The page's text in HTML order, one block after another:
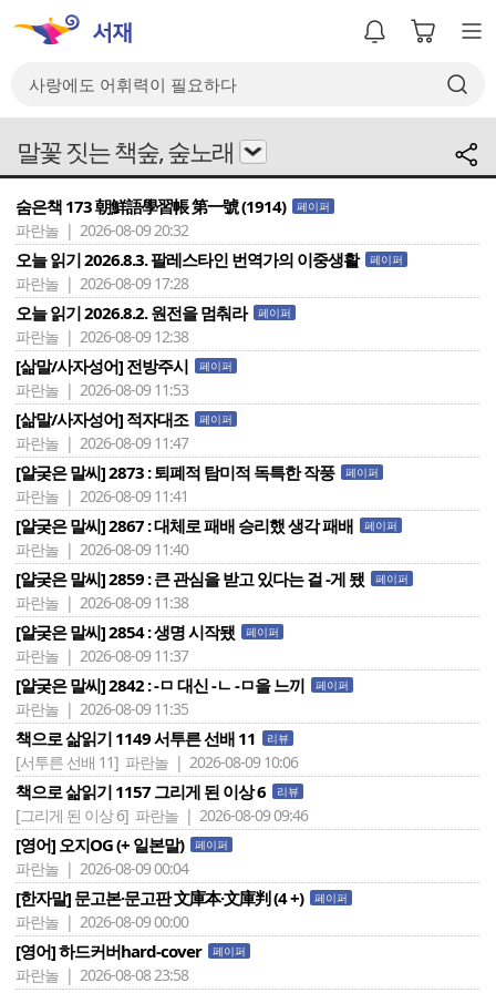
말꽃 짓는 책숲, 숲노래
숨은책 173 朝鮮語學習帳 第一號 (1914) 페이퍼
파란놀 | 2026-08-09 20:32
오늘 읽기 2026.8.3. 팔레스타인 번역가의 이중생활 페이퍼
파란놀 | 2026-08-09 17:28
오늘 읽기 2026.8.2. 원전을 멈춰라 페이퍼
파란놀 | 2026-08-09 12:38
[삶말/사자성어] 전방주시 페이퍼
파란놀 | 2026-08-09 11:53
[삶말/사자성어] 적자대조 페이퍼
파란놀 | 2026-08-09 11:47
[얄궂은 말씨] 2873 : 퇴폐적 탐미적 독특한 작풍 페이퍼
파란놀 | 2026-08-09 11:41
[얄궂은 말씨] 2867 : 대체로 패배 승리했 생각 패배 페이퍼
파란놀 | 2026-08-09 11:40
[얄궂은 말씨] 2859 : 큰 관심을 받고 있다는 걸 -게 됐 페이퍼
파란놀 | 2026-08-09 11:38
[얄궂은 말씨] 2854 : 생명 시작됐 페이퍼
파란놀 | 2026-08-09 11:37
[얄궂은 말씨] 2842 : -ㅁ 대신 -ㄴ -ㅁ을 느끼 페이퍼
파란놀 | 2026-08-09 11:35
책으로 삶읽기 1149 서투른 선배 11 리뷰
[서투른 선배 11] 파란놀 | 2026-08-09 10:06
책으로 삶읽기 1157 그리게 된 이상 6 리뷰
[그리게 된 이상 6] 파란놀 | 2026-08-09 09:46
[영어] 오지OG (+ 일본말) 페이퍼
파란놀 | 2026-08-09 00:04
[한자말] 문고본·문고판 文庫本·文庫判 (4 +) 페이퍼
파란놀 | 2026-08-09 00:00
[영어] 하드커버hard-cover 페이퍼
파란놀 | 2026-08-08 23:58